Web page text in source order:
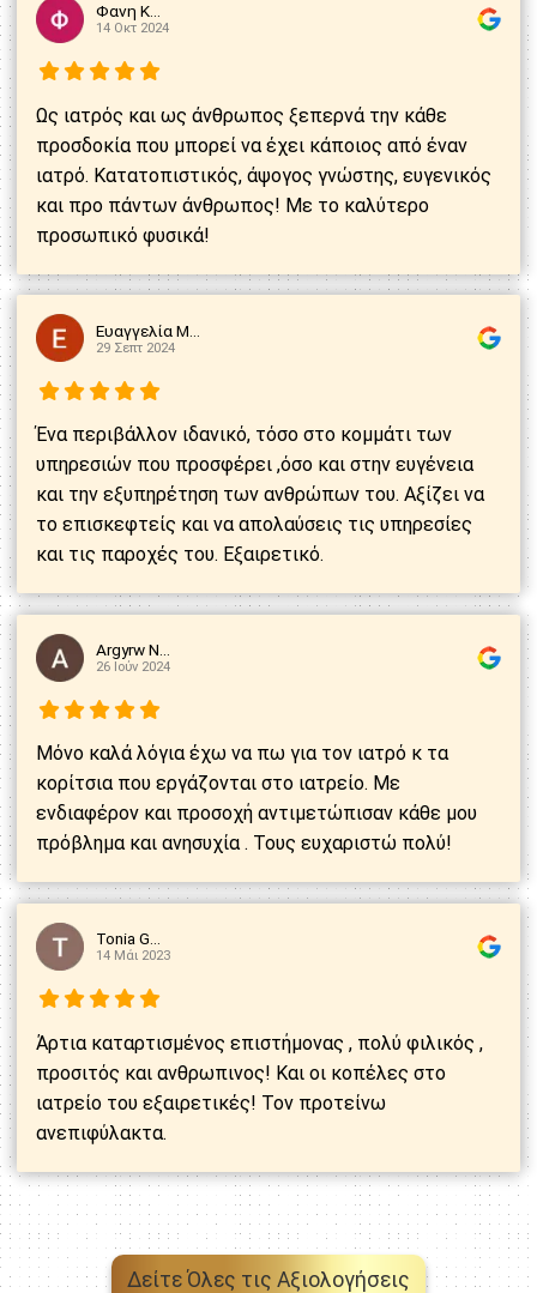
Φανη Κ...
14 Οκτ 2024
Ως ιατρός και ως άνθρωπος ξεπερνά την κάθε
προσδοκία που μπορεί να έχει κάποιος από έναν
ιατρό. Κατατοπιστικός, άψογος γνώστης, ευγενικός
και προ πάντων άνθρωπος! Με το καλύτερο
προσωπικό φυσικά!
Ευαγγελία Μ...
29 Σεπτ 2024
Ένα περιβάλλον ιδανικό, τόσο στο κομμάτι των
υπηρεσιών που προσφέρει ,όσο και στην ευγένεια
και την εξυπηρέτηση των ανθρώπων του. Αξίζει να
το επισκεφτείς και να απολαύσεις τις υπηρεσίες
και τις παροχές του. Εξαιρετικό.
Argyrw N...
26 Ιούν 2024
Μόνο καλά λόγια έχω να πω για τον ιατρό κ τα
κορίτσια που εργάζονται στο ιατρείο. Με
ενδιαφέρον και προσοχή αντιμετώπισαν κάθε μου
πρόβλημα και ανησυχία . Τους ευχαριστώ πολύ!
Tonia G...
14 Μάι 2023
Άρτια καταρτισμένος επιστήμονας , πολύ φιλικός ,
προσιτός και ανθρωπινος! Και οι κοπέλες στο
ιατρείο του εξαιρετικές! Τον προτείνω
ανεπιφύλακτα.
Δείτε Όλες τις Αξιολογήσεις